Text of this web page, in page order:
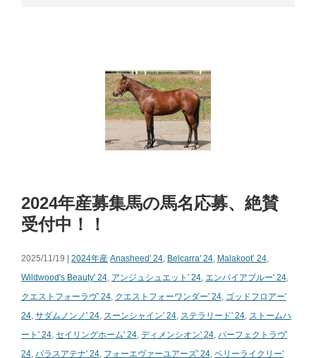
2024年産募集馬の馬名応募、絶賛
受付中！！
2025/11/19 | 2024年産 Anasheed' 24 Belcarra' 24 Malakoot’ 24
Wildwood's Beauty' 24 アンジュシュエット' 24 エンパイアブルー' 24
クエストフォーラヴ' 24 クエストフォーワンダー' 24 ゴッドフロアー'
24 サダムノンノ' 24 スーンシャイン' 24 ステラリード' 24 ストームハ
ート' 24 セイリングホーム' 24 ディメンシオン' 24 パーフェクトラヴ'
24 パラスアテナ' 24 フォーエヴァーユアーズ' 24 ベリーライクリー'